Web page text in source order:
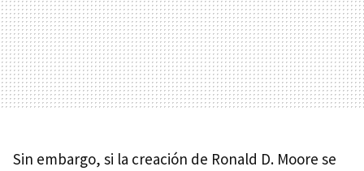
Sin embargo, si la creación de Ronald D. Moore se